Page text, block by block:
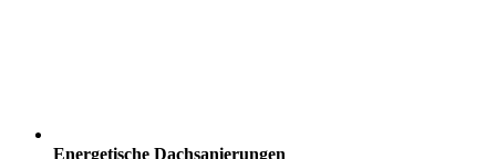
Energetische Dachsanierungen